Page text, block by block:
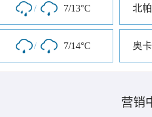
/ 7/13°C
/ 7/14°C 奥
营销